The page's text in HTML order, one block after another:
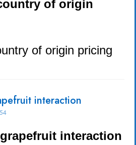
of origin
of origin pricing
interaction
interaction